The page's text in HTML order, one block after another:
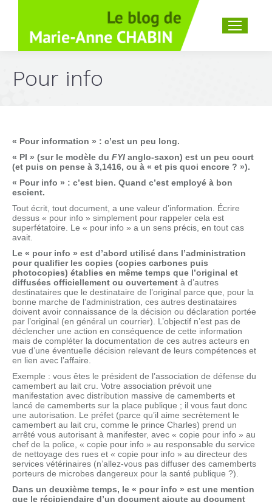
Recherche
Pour info
« Pour information » : c’est un peu long.
« PI » (sur le modèle du FYI anglo-saxon) est un peu court
(et puis on pense à 3,1416, ou à « et pis quoi encore ? »).
« Pour info » : c’est bien. Quand c’est employé à bon
escient.
Tout écrit, tout document, a une valeur d’information. Écrire
dessus « pour info » simplement pour rappeler cela est
superfétatoire. Le « pour info » a un sens précis, en tout cas
avait.
Le « pour info » est d’abord utilisé dans l’administration
pour qualifier les copies (copies carbones puis
photocopies) établies en même temps que l’original et
diffusées officiellement ou ouvertement à d’autres
destinataires que le destinataire de l’original parce que, pour la
bonne marche de l’administration, ces autres destinataires
doivent avoir connaissance de la décision ou déclaration portée
par l’original (en général un courrier). L’objectif n’est pas de
déclencher une action en conséquence de cette information
mais de compléter la documentation de ces autres acteurs en
vue d’une éventuelle décision relevant de leurs compétences et
en lien avec l’affaire.
Exemple : vous êtes le président de l’association de défense du
camembert au lait cru. Votre association prévoit une
manifestation avec distribution massive de camemberts et
lancé de camemberts sur la place publique ; il vous faut donc
une autorisation. Le préfet (parce qu’il aime secrètement le
camembert au lait cru, comme le prince Charles) prend un
arrêté vous autorisant à manifester, avec « copie pour info » au
chef de la police, « copie pour info » au responsable du service
de nettoyage des rues et « copie pour info » au directeur des
services vétérinaires (n’allez-vous pas diffuser des camemberts
porteurs de microbes dangereux pour la santé publique ?).
Dans un deuxième temps, le « pour info » est une mention
que le récipiendaire d’un document ajoute au document